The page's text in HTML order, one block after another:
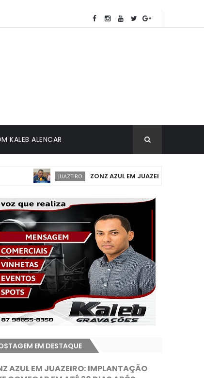
KALEB ALENCAR
JUAZEIRO ZONZ AZUL EM JUAZEIRO:
EM DESTAQUE
AZUL EM JUAZEIRO: IMPLANTAÇÃO